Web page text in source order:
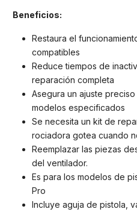
Beneficios:
Restaura el
compatibles
Reduce tiempos de
reparación completa
Asegura un ajuste
modelos especificados
Se necesita un kit de
rociadora gotea cuando
Reemplazar las piezas
del ventilador.
Es para los modelos de
Pro
Incluye aguja de pistola,